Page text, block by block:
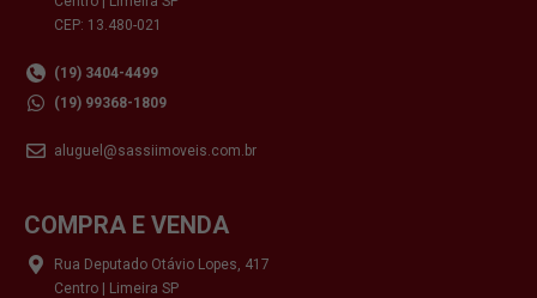
CEP: 13.480-021
(19) 3404-4499
(19) 99368-1809
aluguel@sassiimoveis.com.br
COMPRA E VENDA
Rua Deputado Otávio Lopes, 417
Centro | Limeira SP